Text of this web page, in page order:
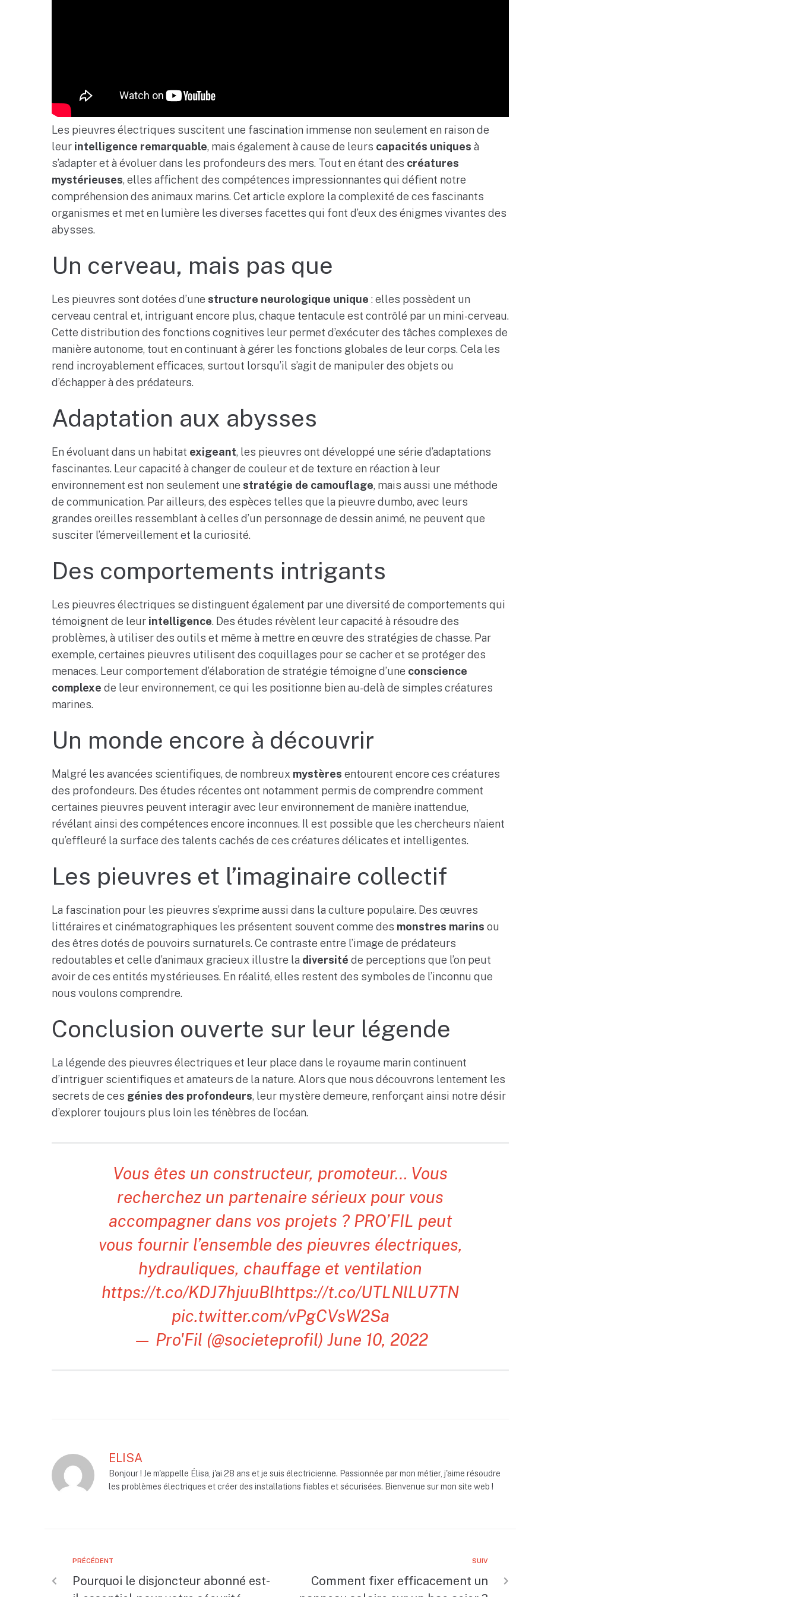
Les pieuvres électriques suscitent une fascination immense non seulement en raison de
leur intelligence remarquable, mais également à cause de leurs capacités uniques à
s’adapter et à évoluer dans les profondeurs des mers. Tout en étant des créatures
mystérieuses, elles affichent des compétences impressionnantes qui défient notre
compréhension des animaux marins. Cet article explore la complexité de ces fascinants
organismes et met en lumière les diverses facettes qui font d’eux des énigmes vivantes des
abysses.
Un cerveau, mais pas que
Les pieuvres sont dotées d’une structure neurologique unique : elles possèdent un
cerveau central et, intriguant encore plus, chaque tentacule est contrôlé par un mini-cerveau.
Cette distribution des fonctions cognitives leur permet d’exécuter des tâches complexes de
manière autonome, tout en continuant à gérer les fonctions globales de leur corps. Cela les
rend incroyablement efficaces, surtout lorsqu’il s’agit de manipuler des objets ou
d’échapper à des prédateurs.
Adaptation aux abysses
En évoluant dans un habitat exigeant, les pieuvres ont développé une série d’adaptations
fascinantes. Leur capacité à changer de couleur et de texture en réaction à leur
environnement est non seulement une stratégie de camouflage, mais aussi une méthode
de communication. Par ailleurs, des espèces telles que la pieuvre dumbo, avec leurs
grandes oreilles ressemblant à celles d’un personnage de dessin animé, ne peuvent que
susciter l’émerveillement et la curiosité.
Des comportements intrigants
Les pieuvres électriques se distinguent également par une diversité de comportements qui
témoignent de leur intelligence. Des études révèlent leur capacité à résoudre des
problèmes, à utiliser des outils et même à mettre en œuvre des stratégies de chasse. Par
exemple, certaines pieuvres utilisent des coquillages pour se cacher et se protéger des
menaces. Leur comportement d’élaboration de stratégie témoigne d’une conscience
complexe de leur environnement, ce qui les positionne bien au-delà de simples créatures
marines.
Un monde encore à découvrir
Malgré les avancées scientifiques, de nombreux mystères entourent encore ces créatures
des profondeurs. Des études récentes ont notamment permis de comprendre comment
certaines pieuvres peuvent interagir avec leur environnement de manière inattendue,
révélant ainsi des compétences encore inconnues. Il est possible que les chercheurs n’aient
qu’effleuré la surface des talents cachés de ces créatures délicates et intelligentes.
Les pieuvres et l’imaginaire collectif
La fascination pour les pieuvres s’exprime aussi dans la culture populaire. Des œuvres
littéraires et cinématographiques les présentent souvent comme des monstres marins ou
des êtres dotés de pouvoirs surnaturels. Ce contraste entre l’image de prédateurs
redoutables et celle d’animaux gracieux illustre la diversité de perceptions que l’on peut
avoir de ces entités mystérieuses. En réalité, elles restent des symboles de l’inconnu que
nous voulons comprendre.
Conclusion ouverte sur leur légende
La légende des pieuvres électriques et leur place dans le royaume marin continuent
d’intriguer scientifiques et amateurs de la nature. Alors que nous découvrons lentement les
secrets de ces génies des profondeurs, leur mystère demeure, renforçant ainsi notre désir
d’explorer toujours plus loin les ténèbres de l’océan.
Vous êtes un constructeur, promoteur… Vous
recherchez un partenaire sérieux pour vous
accompagner dans vos projets ? PRO’FIL peut
vous fournir l’ensemble des pieuvres électriques,
hydrauliques, chauffage et ventilation
https://t.co/KDJ7hjuuBlhttps://t.co/UTLNlLU7TN
pic.twitter.com/vPgCVsW2Sa
— Pro'Fil (@societeprofil) June 10, 2022
ELISA
Bonjour ! Je m'appelle Élisa, j'ai 28 ans et je suis électricienne. Passionnée par mon métier, j'aime résoudre
les problèmes électriques et créer des installations fiables et sécurisées. Bienvenue sur mon site web !
PRÉCÉDENT
Pourquoi le disjoncteur abonné est-
SUIV
Comment fixer efficacement un